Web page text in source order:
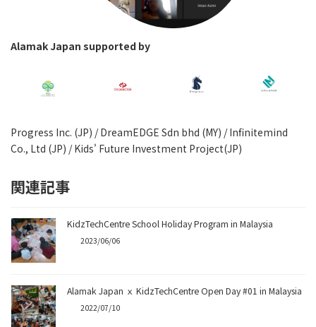
Alamak Japan supported by
Progress Inc. (JP) / DreamEDGE Sdn bhd (MY) / Infinitemind
Co., Ltd (JP) / Kids' Future Investment Project(JP)
関連記事
KidzTechCentre School Holiday Program in Malaysia
2023/06/06
Alamak Japan ｘ KidzTechCentre Open Day #01 in Malaysia
2022/07/10